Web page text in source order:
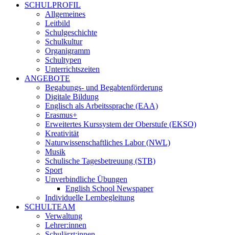
SCHULPROFIL
Allgemeines
Leitbild
Schulgeschichte
Schulkultur
Organigramm
Schultypen
Unterrichtszeiten
ANGEBOTE
Begabungs- und Begabtenförderung
Digitale Bildung
Englisch als Arbeitssprache (EAA)
Erasmus+
Erweitertes Kurssystem der Oberstufe (EKSO)
Kreativität
Naturwissenschaftliches Labor (NWL)
Musik
Schulische Tagesbetreuung (STB)
Sport
Unverbindliche Übungen
English School Newspaper
Individuelle Lernbegleitung
SCHULTEAM
Verwaltung
Lehrer:innen